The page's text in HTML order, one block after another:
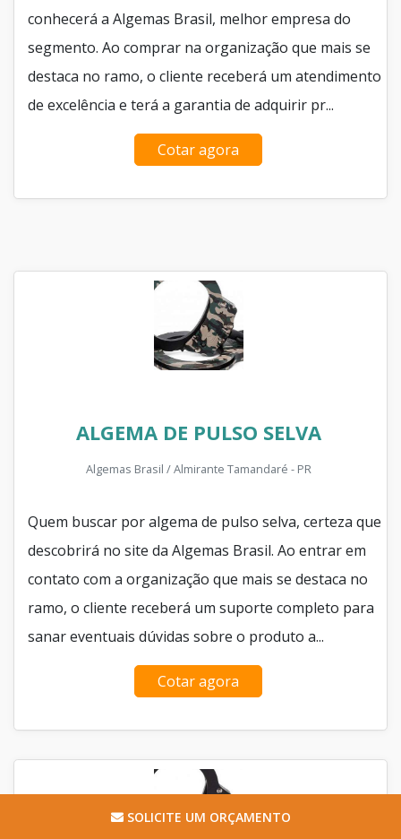
conhecerá a Algemas Brasil, melhor empresa do
segmento. Ao comprar na organização que mais se
destaca no ramo, o cliente receberá um atendimento
de excelência e terá a garantia de adquirir pr...
Cotar agora
ALGEMA DE PULSO SELVA
Algemas Brasil / Almirante Tamandaré - PR
Quem buscar por algema de pulso selva, certeza que
descobrirá no site da Algemas Brasil. Ao entrar em
contato com a organização que mais se destaca no
ramo, o cliente receberá um suporte completo para
sanar eventuais dúvidas sobre o produto a...
Cotar agora
SOLICITE UM ORÇAMENTO